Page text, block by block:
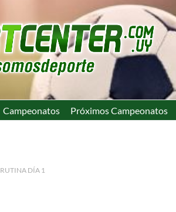
Campeonatos Próximos Campeonatos
RUTINA DÍA 1